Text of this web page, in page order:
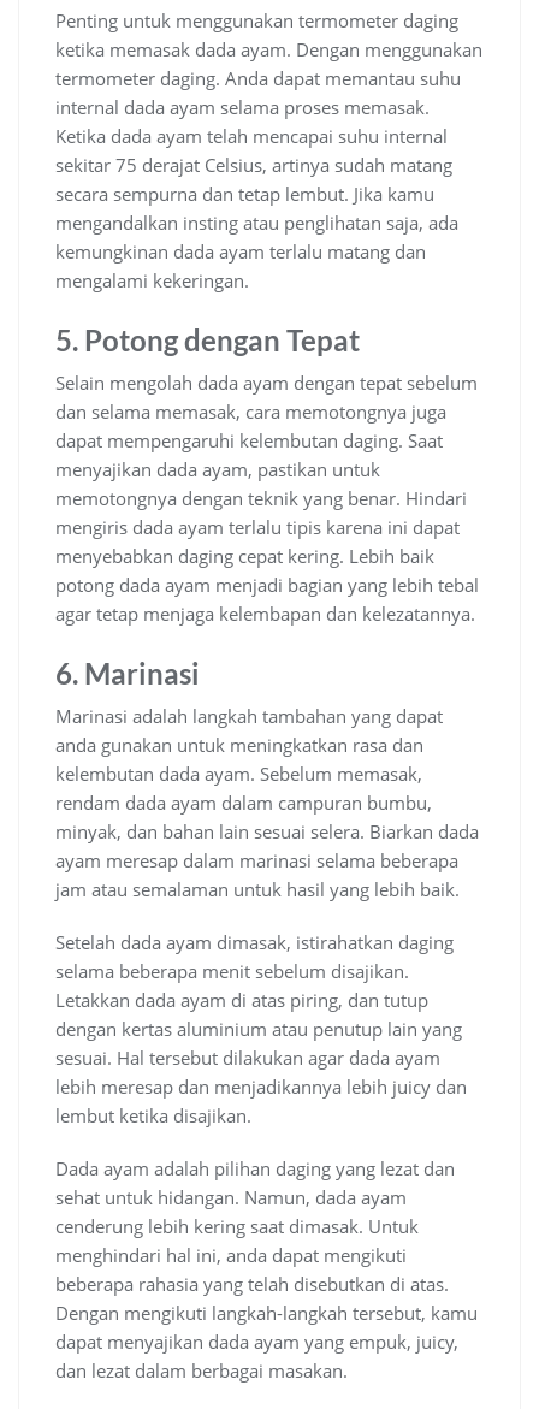
Penting untuk menggunakan termometer daging
ketika memasak dada ayam. Dengan menggunakan
termometer daging. Anda dapat memantau suhu
internal dada ayam selama proses memasak.
Ketika dada ayam telah mencapai suhu internal
sekitar 75 derajat Celsius, artinya sudah matang
secara sempurna dan tetap lembut. Jika kamu
mengandalkan insting atau penglihatan saja, ada
kemungkinan dada ayam terlalu matang dan
mengalami kekeringan.
5. Potong dengan Tepat
Selain mengolah dada ayam dengan tepat sebelum
dan selama memasak, cara memotongnya juga
dapat mempengaruhi kelembutan daging. Saat
menyajikan dada ayam, pastikan untuk
memotongnya dengan teknik yang benar. Hindari
mengiris dada ayam terlalu tipis karena ini dapat
menyebabkan daging cepat kering. Lebih baik
potong dada ayam menjadi bagian yang lebih tebal
agar tetap menjaga kelembapan dan kelezatannya.
6. Marinasi
Marinasi adalah langkah tambahan yang dapat
anda gunakan untuk meningkatkan rasa dan
kelembutan dada ayam. Sebelum memasak,
rendam dada ayam dalam campuran bumbu,
minyak, dan bahan lain sesuai selera. Biarkan dada
ayam meresap dalam marinasi selama beberapa
jam atau semalaman untuk hasil yang lebih baik.
Setelah dada ayam dimasak, istirahatkan daging
selama beberapa menit sebelum disajikan.
Letakkan dada ayam di atas piring, dan tutup
dengan kertas aluminium atau penutup lain yang
sesuai. Hal tersebut dilakukan agar dada ayam
lebih meresap dan menjadikannya lebih juicy dan
lembut ketika disajikan.
Dada ayam adalah pilihan daging yang lezat dan
sehat untuk hidangan. Namun, dada ayam
cenderung lebih kering saat dimasak. Untuk
menghindari hal ini, anda dapat mengikuti
beberapa rahasia yang telah disebutkan di atas.
Dengan mengikuti langkah-langkah tersebut, kamu
dapat menyajikan dada ayam yang empuk, juicy,
dan lezat dalam berbagai masakan.